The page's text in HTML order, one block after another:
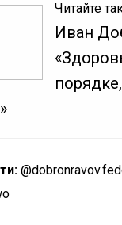
Читайте
Иван